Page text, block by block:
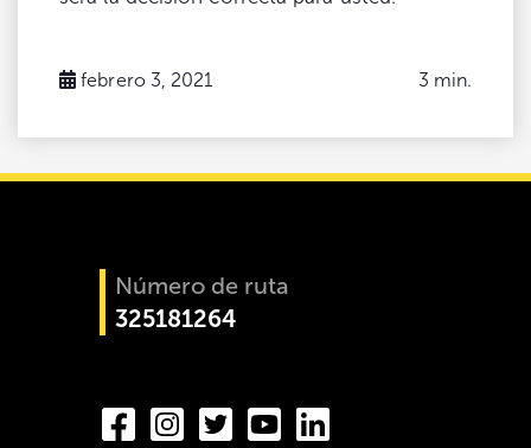
febrero 3, 2021 3 min.
Número de ruta
325181264